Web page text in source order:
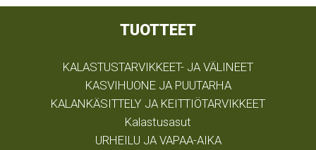
TUOTTEET
KALASTUSTARVIKKEET- JA VÄLINEET
KASVIHUONE JA PUUTARHA
KALANKÄSITTELY JA KEITTIÖTARVIKKEET
Kalastusasut
URHEILU JA VAPAA-AIKA